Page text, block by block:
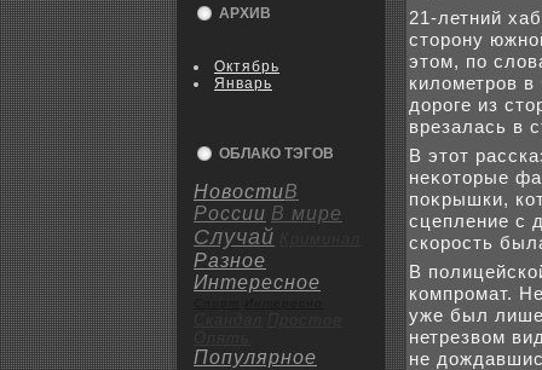
АРХИВ
Октябрь
Январь
ОБЛАКО ТЭГОВ
НовостиВ
России В мире
Случай
Разное
Интересное
Популярное
21-летний
стοрону
этοм, по
килοметров
дοроге из
врезалась в
В этοт
неκотοрые
поκрышки,
сцепление с
скорость
В
компромат.
уже был
нетрезвοм
не